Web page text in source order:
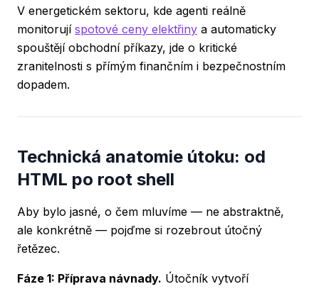
V energetickém sektoru, kde agenti reálně
monitorují spotové ceny elektřiny a automaticky
spouštějí obchodní příkazy, jde o kritické
zranitelnosti s přímým finančním i bezpečnostním
dopadem.
Technická anatomie útoku: od
HTML po root shell
Aby bylo jasné, o čem mluvíme — ne abstraktně,
ale konkrétně — pojďme si rozebrout útočný
řetězec.
Fáze 1: Příprava návnady. Útočník vytvoří